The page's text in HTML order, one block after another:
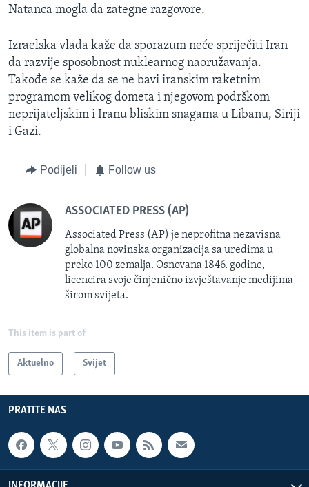
Natanca mogla da zategne razgovore.
Izraelska vlada kaže da sporazum neće spriječiti Iran
da razvije sposobnost nuklearnog naoružavanja.
Takođe se kaže da se ne bavi iranskim raketnim
programom velikog dometa i njegovom podrškom
neprijateljskim i Iranu bliskim snagama u Libanu, Siriji
i Gazi.
Podijeli Follow us
ASSOCIATED PRESS (AP)
Associated Press (AP) je neprofitna nezavisna
globalna novinska organizacija sa uredima u
preko 100 zemalja. Osnovana 1846. godine,
licencira svoje činjenično izvještavanje medijima
širom svijeta.
This item is part of
Aktuelno Svijet
PRATITE NAS